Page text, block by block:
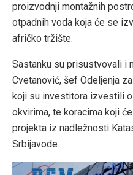
proizvodnji montažnih
otpadnih voda koja će se
afričko tržište.
Sastanku su prisustvovali i
Cvetanović, šef Odeljenja
koji su investitora izvestili
okvirima, te koracima koji
projekta iz nadležnosti
Srbijavode.